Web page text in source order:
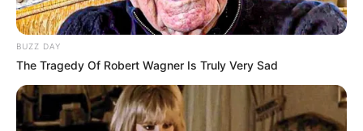
BUZZ DAY
The Tragedy Of Robert Wagner Is Truly Very Sad